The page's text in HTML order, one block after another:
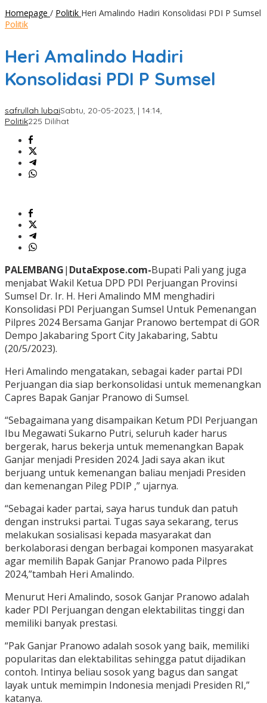
Homepage / Politik Heri Amalindo Hadiri Konsolidasi PDI P Sumsel
Politik
Heri Amalindo Hadiri
Konsolidasi PDI P Sumsel
safrullah lubaiSabtu, 20-05-2023, | 14:14,
Politik225 Dilihat
PALEMBANG| DutaExpose.com-Bupati Pali yang juga
menjabat Wakil Ketua DPD PDI Perjuangan Provinsi
Sumsel Dr. Ir. H. Heri Amalindo MM menghadiri
Konsolidasi PDI Perjuangan Sumsel Untuk Pemenangan
Pilpres 2024 Bersama Ganjar Pranowo bertempat di GOR
Dempo Jakabaring Sport City Jakabaring, Sabtu
(20/5/2023).
Heri Amalindo mengatakan, sebagai kader partai PDI
Perjuangan dia siap berkonsolidasi untuk memenangkan
Capres Bapak Ganjar Pranowo di Sumsel.
“Sebagaimana yang disampaikan Ketum PDI Perjuangan
Ibu Megawati Sukarno Putri, seluruh kader harus
bergerak, harus bekerja untuk memenangkan Bapak
Ganjar menjadi Presiden 2024. Jadi saya akan ikut
berjuang untuk kemenangan baliau menjadi Presiden
dan kemenangan Pileg PDIP ,” ujarnya.
“Sebagai kader partai, saya harus tunduk dan patuh
dengan instruksi partai. Tugas saya sekarang, terus
melakukan sosialisasi kepada masyarakat dan
berkolaborasi dengan berbagai komponen masyarakat
agar memilih Bapak Ganjar Pranowo pada Pilpres
2024,”tambah Heri Amalindo.
Menurut Heri Amalindo, sosok Ganjar Pranowo adalah
kader PDI Perjuangan dengan elektabilitas tinggi dan
memiliki banyak prestasi.
“Pak Ganjar Pranowo adalah sosok yang baik, memiliki
popularitas dan elektabilitas sehingga patut dijadikan
contoh. Intinya beliau sosok yang bagus dan sangat
layak untuk memimpin Indonesia menjadi Presiden RI,”
katanya.